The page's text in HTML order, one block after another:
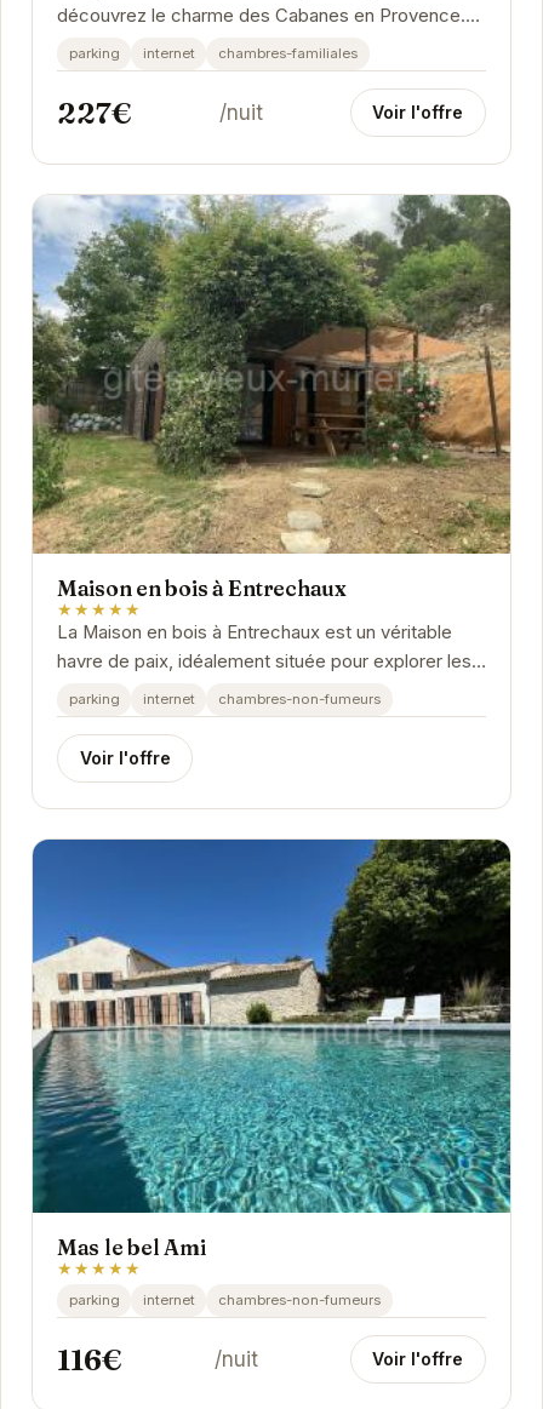
découvrez le charme des Cabanes en Provence.
Situées à Entrechaux, ces cabanes offrent un
cadre...
parking internet chambres-familiales
227€ /nuit Voir l'offre
Maison en bois à Entrechaux
★★★★★
La Maison en bois à Entrechaux est un véritable
havre de paix, idéalement située pour explorer les
merveilles de la Provence. Avec son charme...
parking internet chambres-non-fumeurs
Voir l'offre
Mas le bel Ami
★★★★★
parking internet chambres-non-fumeurs
116€ /nuit Voir l'offre